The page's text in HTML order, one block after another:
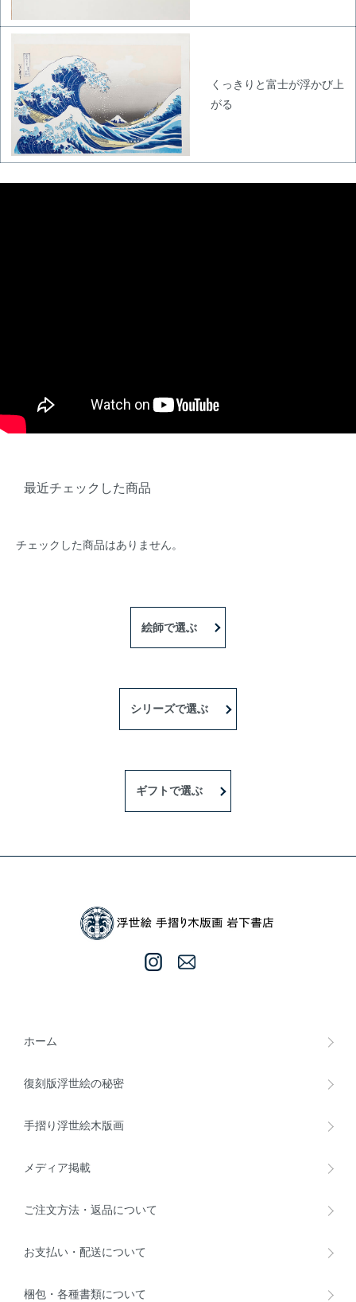
くっきりと富士が浮かび上
がる
最近チェックした商品
チェックした商品はありません。
絵師で選ぶ
シリーズで選ぶ
ギフトで選ぶ
ホーム
復刻版浮世絵の秘密
手摺り浮世絵木版画
メディア掲載
ご注文方法・返品について
お支払い・配送について
梱包・各種書類について